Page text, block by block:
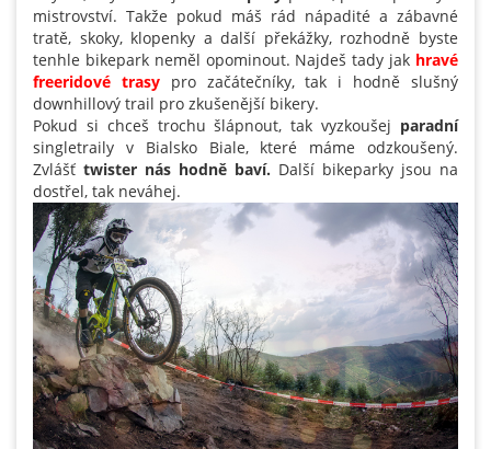
mistrovství. Takže pokud máš rád nápadité a zábavné
tratě, skoky, klopenky a další překážky, rozhodně byste
tenhle bikepark neměl opominout. Najdeš tady jak hravé
freeridové trasy pro začátečníky, tak i hodně slušný
downhillový trail pro zkušenější bikery.
Pokud si chceš trochu šlápnout, tak vyzkoušej paradní
singletraily v Bialsko Biale, které máme odzkoušený.
Zvlášť twister nás hodně baví. Další bikeparky jsou na
dostřel, tak neváhej.